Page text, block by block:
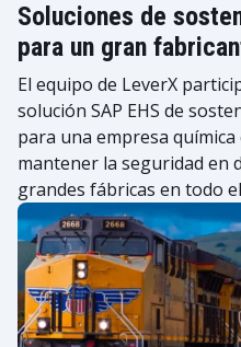
Soluciones de
para un gran
El equipo de LeverX
solución SAP EHS de
para una empresa
mantener la seguridad en
grandes fábricas en todo